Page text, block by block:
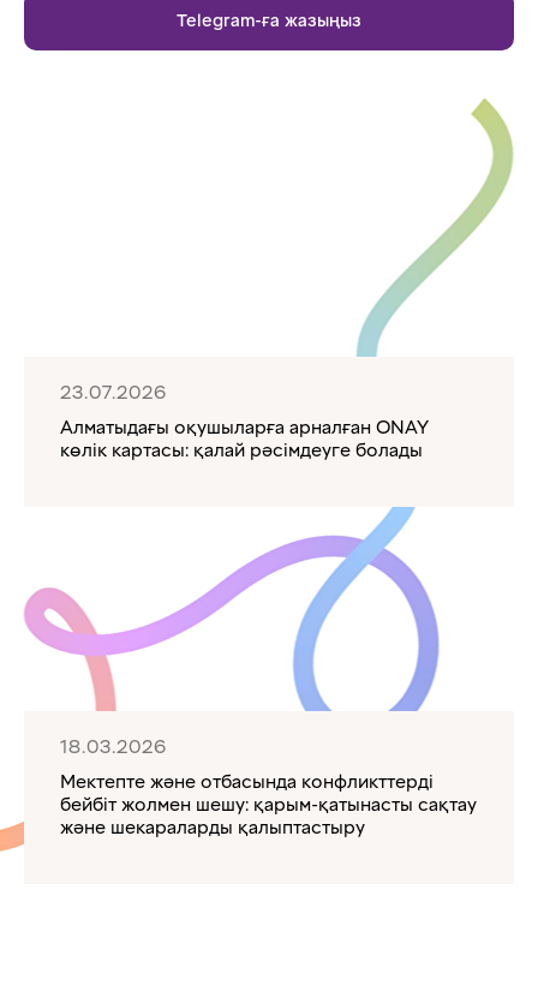
Telegram-ға жазыңыз
23.07.2026
Алматыдағы оқушыларға арналған ONAY
көлік картасы: қалай рәсімдеуге болады
18.03.2026
Мектепте және отбасында конфликттерді
бейбіт жолмен шешу: қарым-қатынасты сақтау
және шекараларды қалыптастыру